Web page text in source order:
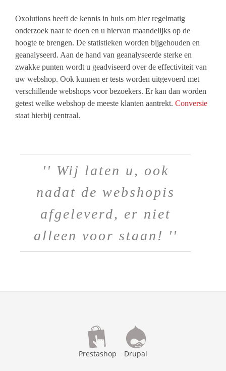
Oxolutions heeft de kennis in huis om hier regelmatig
onderzoek naar te doen en u hiervan maandelijks op de
hoogte te brengen. De statistieken worden bijgehouden en
geanalyseerd. Aan de hand van geanalyseerde sterke en
zwakke punten wordt u geadviseerd over de effectiviteit van
uw webshop. Ook kunnen er tests worden uitgevoerd met
verschillende webshops voor bezoekers. Er kan dan worden
getest welke webshop de meeste klanten aantrekt. Conversie
staat hierbij centraal.
'' Wij laten u, ook
nadat de webshopis
afgeleverd, er niet
alleen voor staan! ''
Prestashop Drupal